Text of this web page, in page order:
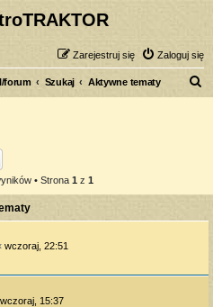
Zaloguj się
Zarejestruj się
forum Szukaj Aktywne tematy
• Strona 1 z 1
wczoraj, 22:51
wczoraj, 15:37